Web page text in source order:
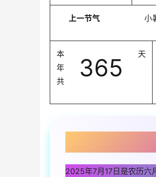
上一节气 小
本
年
共
365 天
2025年7月17日是农历六